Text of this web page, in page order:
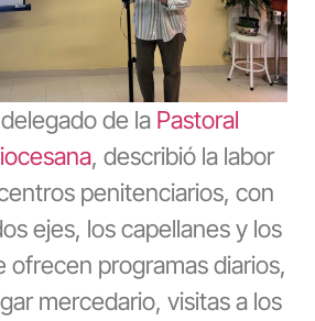
de la Pastoral
, describió la labor
penitenciarios, con
ejes, los capellanes y los
ofrecen programas diarios,
mercedario, visitas a los